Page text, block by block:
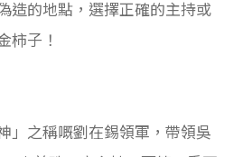
造的地點，選擇正確的主持或
柿子 ！
」之稱嘅劉在錫領軍，帶領吳